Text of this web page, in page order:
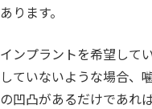
あります。
インプラントを希望して
していないような場合、
の凹凸があるだけであれ